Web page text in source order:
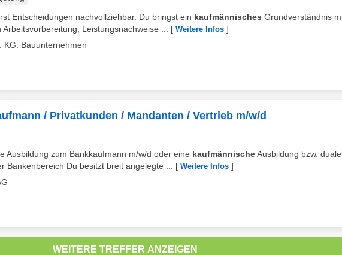
Entscheidungen nachvollziehbar. Du bringst ein kaufmännisches Grundverständnis
Leistungsnachweise ...
[ Weitere Infos ]
KG. Bauunternehmen
/ Privatkunden / Mandanten / Vertrieb m/w/d
Ausbildung zum Bankkaufmann m/w/d oder eine kaufmännischeAusbildung bzw.
Bankenbereich Du besitzt breit angelegte ...
[ Weitere Infos ]
WEITERE TREFFER ANZEIGEN